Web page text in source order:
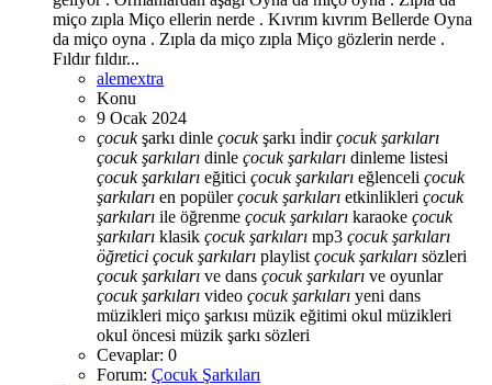
miço zıpla Miço ellerin nerde . Kıvrım kıvrım Bellerde Oyna
da miço oyna . Zıpla da miço zıpla Miço gözlerin nerde .
Fıldır fıldır...
alemextra
Konu
9 Ocak 2024
çocukşarkı dinle çocukşarkı i̇ndirçocuk şarkıları
çocuk şarkıları dinle çocuk şarkıları dinleme listesi
çocuk şarkıları eğitici çocuk şarkıları eğlenceli çocuk
şarkıları en popülerçocuk şarkıları etkinlikleri çocuk
şarkıları ile öğrenme çocuk şarkıları karaoke çocuk
şarkıları klasik çocuk şarkıları mp3 çocuk şarkıları
öğretici çocuk şarkıları playlist çocuk şarkıları sözleri
çocuk şarkıları ve dans çocuk şarkıları ve oyunlar
çocuk şarkıları video çocuk şarkıları yeni dans
müzikleri miço şarkısı müzik eğitimi okul müzikleri
okul öncesi müzik şarkı sözleri
Cevaplar: 0
Forum: Çocuk Şarkıları